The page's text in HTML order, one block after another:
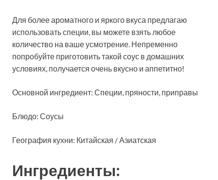
Для более ароматного и яркого вкуса предлагаю
использовать специи, вы можете взять любое
количество на ваше усмотрение. Непременно
попробуйте приготовить такой соус в домашних
условиях, получается очень вкусно и аппетитно!
Основной ингредиент: Специи, пряности, приправы
Блюдо: Соусы
География кухни: Китайская / Азиатская
Ингредиенты: